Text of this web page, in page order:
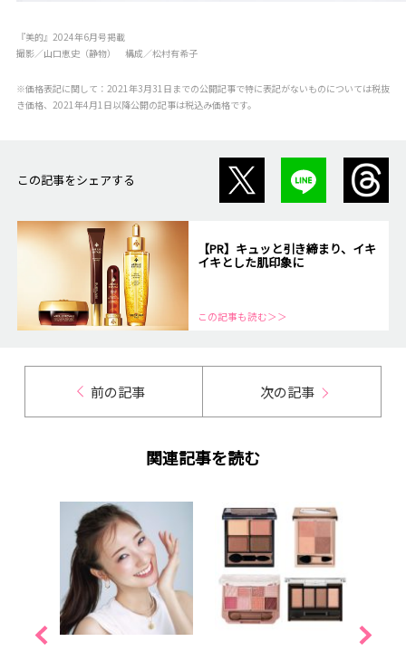
『美的』2024年6月号掲載
撮影／山口恵史（静物） 構成／松村有希子
※価格表記に関して：2021年3月31日までの公開記事で特に表記がないものについては税抜
き価格、2021年4月1日以降公開の記事は税込み価格です。
この記事をシェアする
【PR】キュッと引き締まり、イキ
イキとした肌印象に
この記事も読む＞＞
前の記事 次の記事
関連記事を読む